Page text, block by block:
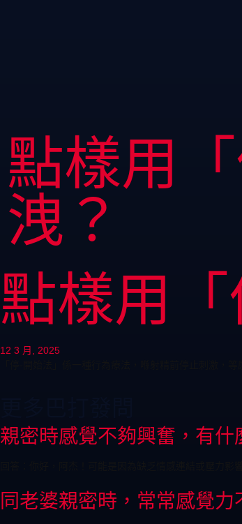
點樣用
洩？
點樣用
12 3 月, 2025
親密時感覺不夠興奮，有什
同老婆親密時，常常感覺